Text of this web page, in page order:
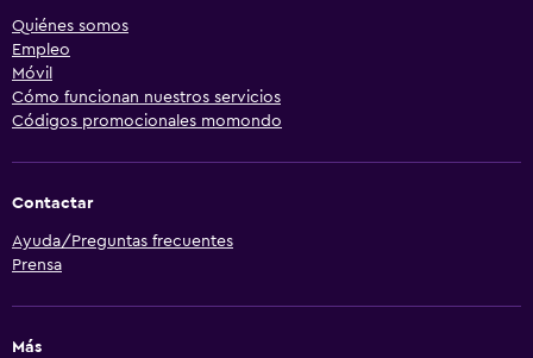
Quiénes somos
Empleo
Móvil
Cómo funcionan nuestros servicios
Códigos promocionales momondo
Contactar
Ayuda/Preguntas frecuentes
Prensa
Más